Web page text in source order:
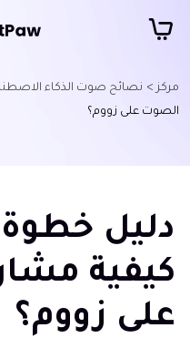
مركز > نصائح صوت الذكاء
الصوت على زووم؟
دليل
كيفية
على زووم؟